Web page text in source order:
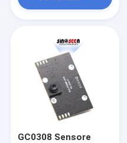
Tutti i casi
Richiedere un preventivo
Moduli della macchina
GC0308 Sensore